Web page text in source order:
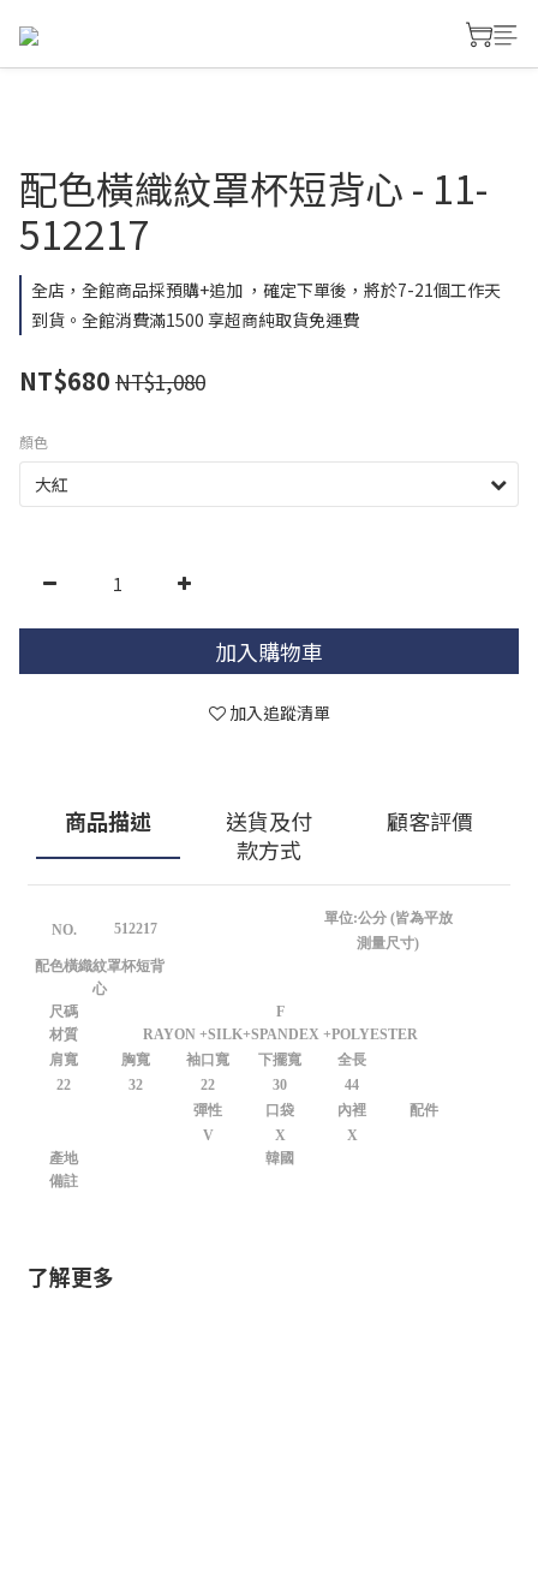
配色橫織紋罩杯短背心 - 11-
512217
全店，全館商品採預購+追加 ，確定下單後，將於7-21個工作天
到貨。全館消費滿1500 享超商純取貨免運費
NT$680 NT$1,080
顏色
加入購物車
加入追蹤清單
商品描述
送貨及付
款方式
顧客評價
NO. 512217
單位:公分 (皆為平放
測量尺寸)
配色橫織紋罩杯短背
心
尺碼
F
材質
RAYON +SILK+SPANDEX +POLYESTER
肩寬
胸寬 袖口寬 下擺寬
全長
22
32 22 30
44
彈性
口袋 內裡
配件
V
X
X
產地
韓國
備註
了解更多